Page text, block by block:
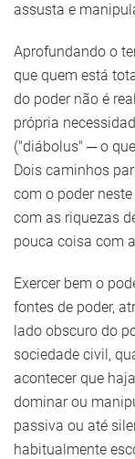
assusta e
Aprofundando o
que quem está
do poder não é
própria
("diábolus" ─ o
Dois caminhos
com o poder
com as riquezas
pouca coisa com
Exercer bem o
fontes de poder,
lado obscuro do
sociedade civil,
acontecer que
dominar ou
passiva ou até
habitualmente